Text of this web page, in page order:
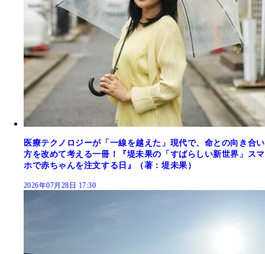
医療テクノロジーが「一線を越えた」現代で、命との向き合い
方を改めて考える一冊！『堤未果の「すばらしい新世界」スマ
ホで赤ちゃんを注文する日』（著：堤未果）
2026年07月28日 17:30